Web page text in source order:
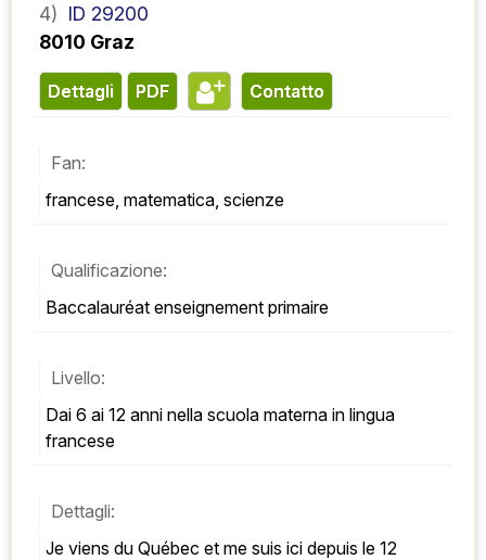
4) ID 29200
8010 Graz
Dettagli PDF contatto
Fan:
francese, matematica, scienze
Qualificazione:
Baccalauréat enseignement primaire
Livello:
Dai 6 ai 12 anni nella scuola materna in lingua
francese
Dettagli:
Je viens du Québec et me suis ici depuis le 12